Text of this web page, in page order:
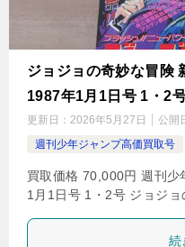
ジョジョの奇妙な冒険
1987年1月1日号 1・2
更新日： 2026年5月27日 公開
週刊少年ジャンプ高価買取号
買取価格 70,000円 週刊少
1月1日号 1・2号 ジョジ
続